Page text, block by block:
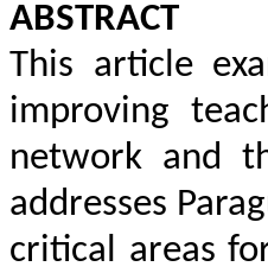
ABSTRACT
This article
improving
network and
addresses
critical areas